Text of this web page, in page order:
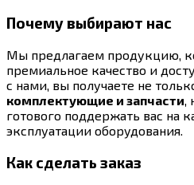
Почему выбирают нас
Мы предлагаем продукцию,
премиальное качество и
с нами, вы получаете не
комплектующие и запчасти,
готового поддержать вас на
эксплуатации оборудования.
Как сделать заказ